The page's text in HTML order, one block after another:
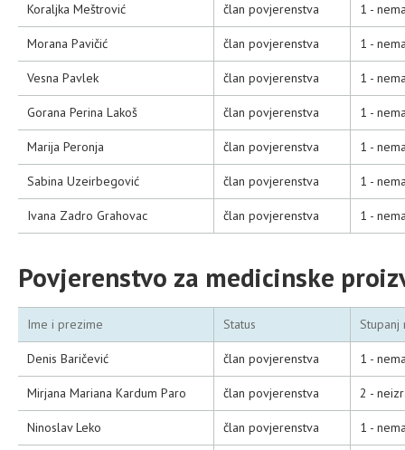
Koraljka Meštrović član povjerenstva 1 -
Morana Pavičić član povjerenstva 1 -
Vesna Pavlek član povjerenstva 1 -
Gorana Perina Lakoš član povjerenstva 1 -
Marija Peronja član povjerenstva 1 -
Sabina Uzeirbegović član povjerenstva 1 -
Ivana Zadro Grahovac član povjerenstva 1 -
Povjerenstvo za medicinske
Ime i prezime Status Stupanj
Denis Baričević član povjerenstva 1 -
Mirjana Mariana Kardum Paro član povjerenstva 2 -
Ninoslav Leko član povjerenstva 1 -